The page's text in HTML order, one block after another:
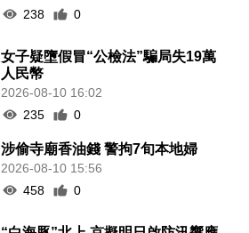
238
0
女子疑墮假冒“公檢法”騙局失19萬
人民幣
2026-08-10 16:02
235
0
涉偷寺廟香油錢 警拘7旬本地婦
2026-08-10 15:56
458
0